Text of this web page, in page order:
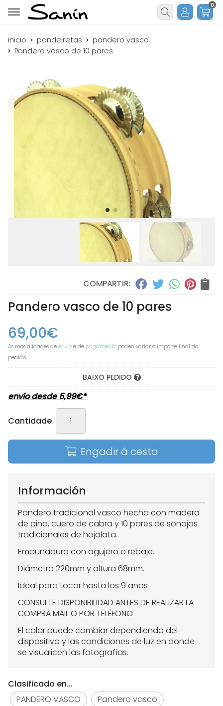
Buscar
0
inicio pandeiretas
pandero vasco
Pandero vasco de 10 pares
COMPARTIR:
Pandero vasco de 10 pares
69,00€
As modalidades de envío e de pagamento poden variar o importe final do
pedido.
BAIXO PEDIDO
envío desde5,99€*
Cantidade
Engadir á cesta
Información
Pandero tradicional vasco hecha con madera
de pino, cuero de cabra y 10 pares de sonajas
tradicionales de hojalata.
Empuñadura con agujero o rebaje.
Diámetro 220mm y altura 68mm.
Ideal para tocar hasta los 9 años
CONSULTE DISPONIBILIDAD ANTES DE REALIZAR LA
COMPRA MAIL O POR TELÉFONO
El color puede cambiar dependiendo del
dispositivo y las condiciones de luz en donde
se visualicen las fotografías.
Clasificado en...
PANDERO VASCO
Pandero vasco